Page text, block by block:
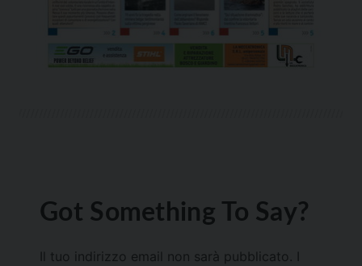
Got Something To Say?
Il tuo indirizzo email non sarà pubblicato.